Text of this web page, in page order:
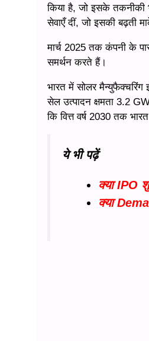
किया है, जो इसके तकनीकी
सेवाएँ दीं, जो इसकी बढ़ती
मार्च 2025 तक कंपनी के
समर्थन करते हैं।
भारत में सोलर
सेल उत्पादन क्षमता 3.2
कि वित्त वर्ष 2030 तक
ये भी पढ़ें
क्या IPO
क्या